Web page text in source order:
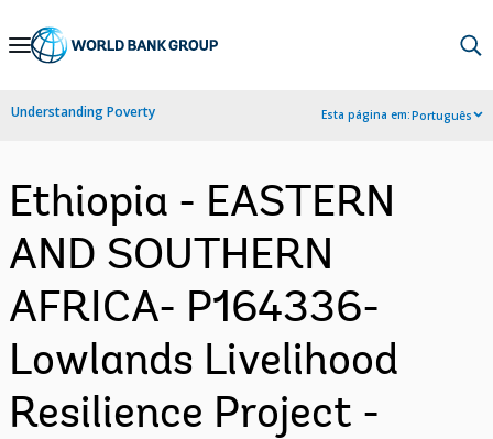
Skip
Navigation
Understanding Poverty Esta página em:Português
Ethiopia - EASTERN
AND SOUTHERN
AFRICA- P164336-
Lowlands Livelihood
Resilience Project -